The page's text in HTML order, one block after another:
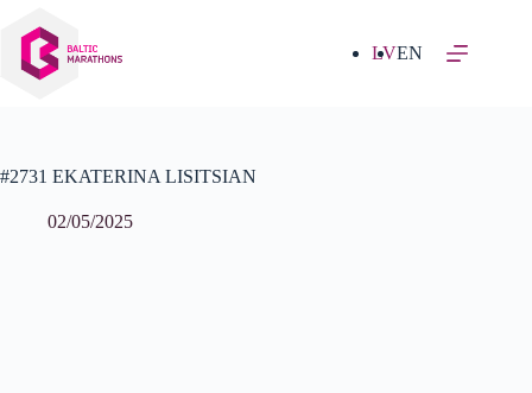
saturu
LVEN
#2731 EKATERINA LISITSIAN
02/05/2025